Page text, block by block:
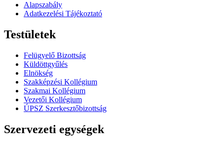
Alapszabály
Adatkezelési Tájékoztató
Testületek
Felügyelő Bizottság
Küldöttgyűlés
Elnökség
Szakképzési Kollégium
Szakmai Kollégium
Vezetői Kollégium
ÚPSZ Szerkesztőbizottság
Szervezeti egységek